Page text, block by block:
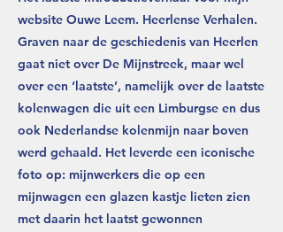
website Ouwe Leem. Heerlense Verhalen.
Graven naar de geschiedenis van Heerlen
gaat niet over De Mijnstreek, maar wel
over een ‘laatste’, namelijk over de laatste
kolenwagen die uit een Limburgse en dus
ook Nederlandse kolenmijn naar boven
werd gehaald. Het leverde een iconische
foto op: mijnwerkers die op een
mijnwagen een glazen kastje lieten zien
met daarin het laatst gewonnen